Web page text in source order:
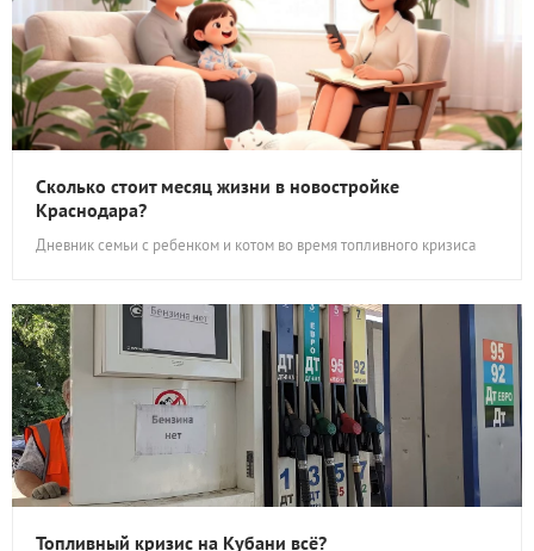
Сколько стоит месяц жизни в новостройке
Краснодара?
Дневник семьи с ребенком и котом во время топливного кризиса
Топливный кризис на Кубани всё?